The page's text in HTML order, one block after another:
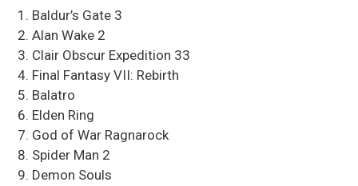
Baldur’s Gate 3
Alan Wake 2
Clair Obscur Expedition 33
Final Fantasy VII: Rebirth
Balatro
Elden Ring
God of War Ragnarock
Spider Man 2
Demon Souls